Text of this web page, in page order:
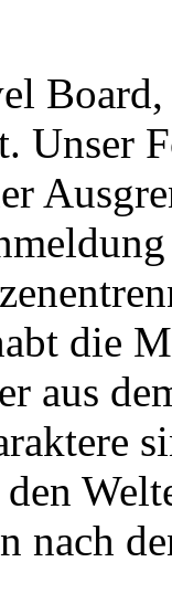
Unser
die
aus
nach